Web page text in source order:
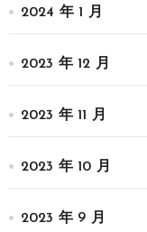
2024 年 1 月
2023 年 12 月
2023 年 11 月
2023 年 10 月
2023 年 9 月